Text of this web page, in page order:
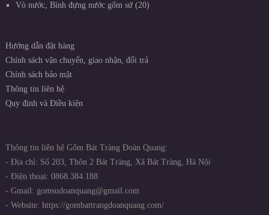
Vò nước, Bình đựng nước gốm sứ 20
Hướng dẫn đặt hàng
Chính sách vận chuyển, giao nhận, đổi trả
Chính sách bảo mật
Thông tin liên hệ
Quy định và Điều kiện
Thông tin liên hệ Gốm Bát Tràng Đoàn Quang:
- Địa chỉ: Số 203, Thôn 2 Bát Tràng, Xã Bát Tràng, Hà Nội
- Điện thoại: 0868.384.188
- Gmail: gomsudoanquang@gmail.com
- Website: https://gombattrangdoanquang.com/